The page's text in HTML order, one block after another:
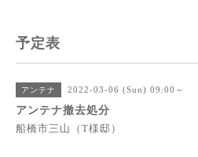
予定表
アンテナ 2022-03-06 (Sun) 09:00～
アンテナ撤去処分
船橋市三山（T様邸）